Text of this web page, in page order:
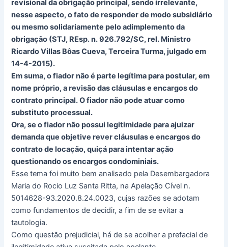
revisional da obrigação principal, sendo irrelevante,
nesse aspecto, o fato de responder de modo subsidiário
ou mesmo solidariamente pelo adimplemento da
obrigação (STJ, REsp. n. 926.792/SC, rel. Ministro
Ricardo Villas Bôas Cueva, Terceira Turma, julgado em
14-4-2015).
Em suma, o fiador não é parte legítima para postular, em
nome próprio, a revisão das cláusulas e encargos do
contrato principal. O fiador não pode atuar como
substituto processual.
Ora, se o fiador não possui legitimidade para ajuizar
demanda que objetive rever cláusulas e encargos do
contrato de locação, quiçá para intentar ação
questionando os encargos condominiais.
Esse tema foi muito bem analisado pela Desembargadora
Maria do Rocio Luz Santa Ritta, na Apelação Cível n.
5014628-93.2020.8.24.0023, cujas razões se adotam
como fundamentos de decidir, a fim de se evitar a
tautologia.
Como questão prejudicial, há de se acolher a prefacial de